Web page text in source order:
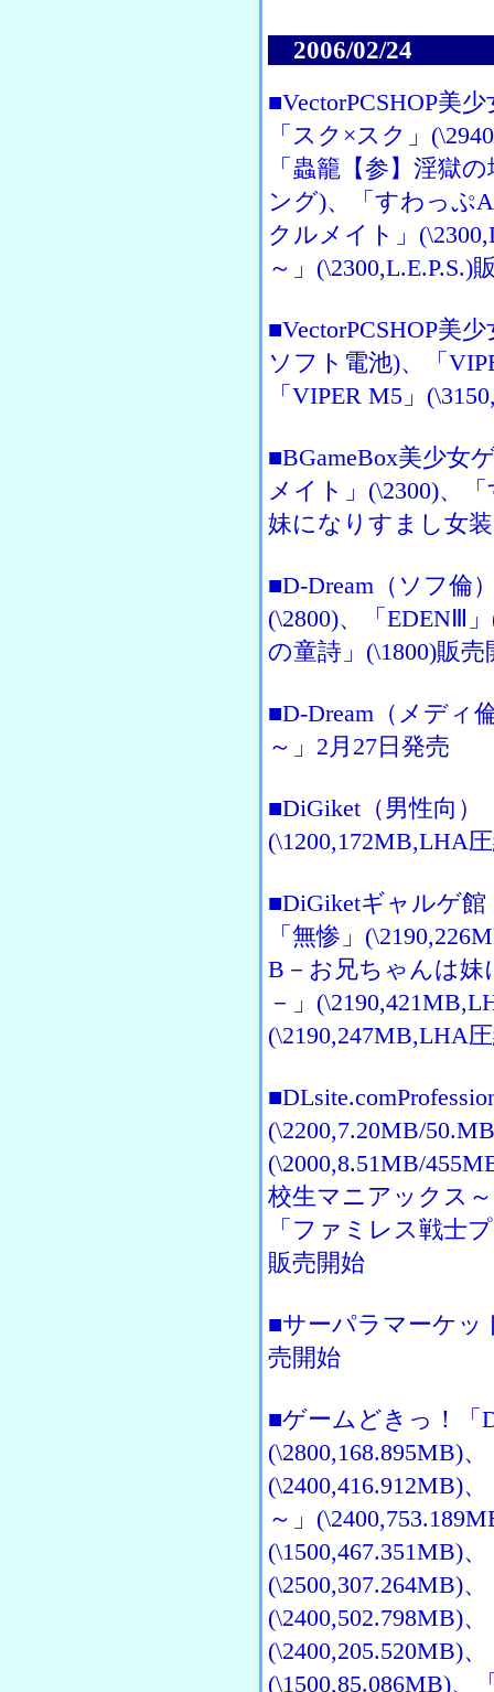
2006/02/24
■VectorPCSHOP美
「スク×スク」
「蟲籠【参】淫獄
ング)、「すわっぷ
クルメイト」
～」(\2300,L.E.P.S.)
■VectorPCSHOP美
ソフト電池)、「
「VIPER M5」
■BGameBox美少女
メイト」(\2300)、
妹になりすまし女
■D-Dream（ソフ倫
(\2800)、「EDENⅢ
の童詩」(\1800)販売
■D-Dream（メディ
～」2月27日発売
■DiGiket（男性向）
(\1200,172MB,LHA
■DiGiketギャルゲ館
「無惨」
B－お兄ちゃんは
－」
(\2190,247MB,LHA
(\2200,7.20MB/
(\2000,8.51MB/
校生マニアックス
「ファミレス戦士
販売開始
■サーパラマーケッ
売開始
■ゲームどきっ！「
(\2800,168.895MB)
(\2400,416.912MB)
～」
(\1500,467.351MB)
(\2500,307.264MB)
(\2400,502.798MB)
(\2400,205.520MB)
(\1500,85.086MB)、